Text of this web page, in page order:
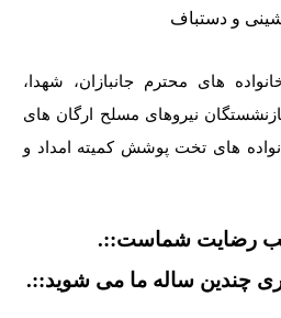
و دستباف
خانواده های محترم جانبازان، شهدا،
نیروهای مسلح ارگان های
های تخت پوشش کمیته امداد و
رضایت شماست::.
چندین ساله ما می شوید::.